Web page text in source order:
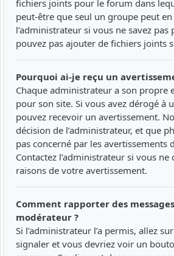
fichiers joints pour le forum dans
peut-être que seul un groupe peut
l’administrateur si vous ne savez
pouvez pas ajouter de fichiers joints
Pourquoi ai-je reçu un
Chaque administrateur a son propre
pour son site. Si vous avez dérogé à
pouvez recevoir un avertissement.
décision de l’administrateur, et que
pas concerné par les avertissements
Contactez l’administrateur si vous ne
raisons de votre avertissement.
Comment rapporter des
modérateur ?
Si l’administrateur l’a permis, allez
signaler et vous devriez voir un